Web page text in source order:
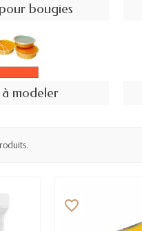
bougies
modeler
favorite_border